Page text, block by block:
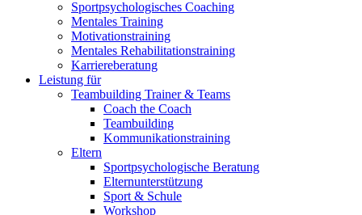
Sportpsychologisches Coaching
Mentales Training
Motivationstraining
Mentales Rehabilitationstraining
Karriereberatung
Leistung für
Teambuilding Trainer & Teams
Coach the Coach
Teambuilding
Kommunikationstraining
Eltern
Sportpsychologische Beratung
Elternunterstützung
Sport & Schule
Workshop